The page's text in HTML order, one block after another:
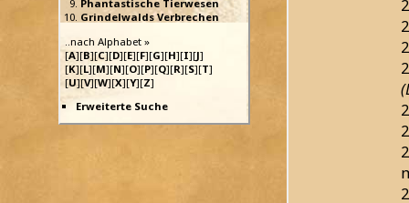
Phantastische Tierwesen
Grindelwalds Verbrechen
..nach Alphabet »
[A][B][C][D][E][F][G][H][I][J]
[K][L][M][N][O][P][Q][R][S][T]
[U][V][W][X][Y][Z]
Erweiterte Suche